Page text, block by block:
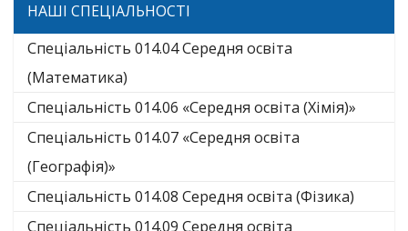
НАШІ СПЕЦІАЛЬНОСТІ
Спеціальність 014.04 Середня освіта
(Математика)
Спеціальність 014.06 «Середня освіта (Хімія)»
Спеціальність 014.07 «Середня освіта
(Географія)»
Спеціальність 014.08 Середня освіта (Фізика)
Спеціальність 014.09 Середня освіта